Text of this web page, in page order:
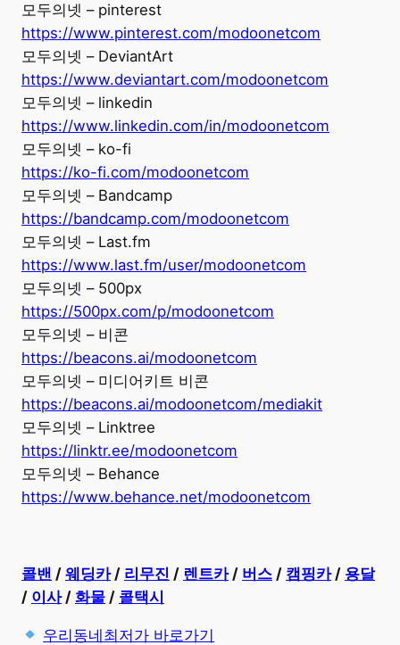
모두의넷 – pinterest
https://www.pinterest.com/modoonetcom
모두의넷 – DeviantArt
https://www.deviantart.com/modoonetcom
모두의넷 – linkedin
https://www.linkedin.com/in/modoonetcom
모두의넷 – ko-fi
https://ko-fi.com/modoonetcom
모두의넷 – Bandcamp
https://bandcamp.com/modoonetcom
모두의넷 – Last.fm
https://www.last.fm/user/modoonetcom
모두의넷 – 500px
https://500px.com/p/modoonetcom
모두의넷 – 비콘
https://beacons.ai/modoonetcom
모두의넷 – 미디어키트 비콘
https://beacons.ai/modoonetcom/mediakit
모두의넷 – Linktree
https://linktr.ee/modoonetcom
모두의넷 – Behance
https://www.behance.net/modoonetcom
콜밴 / 웨딩카/ 리무진 / 렌트카/ 버스 / 캠핑카/ 용달
/ 이사/ 화물 / 콜택시
우리동네최저가 바로가기